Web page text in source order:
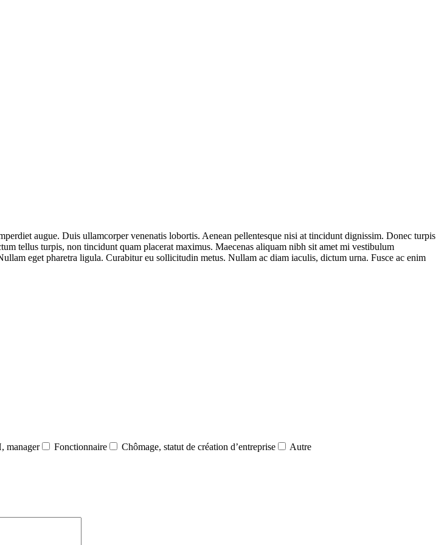
augue. Duis ullamcorper venenatis lobortis. Aenean pellentesque nisi at tincidunt dignissim. Donec turpis
tellus turpis, non tincidunt quam placerat maximus. Maecenas aliquam nibh sit amet mi vestibulum
eget pharetra ligula. Curabitur eu sollicitudin metus. Nullam ac diam iaculis, dictum urna. Fusce ac enim
manager Fonctionnaire Chômage, statut de création d’entreprise
Autre